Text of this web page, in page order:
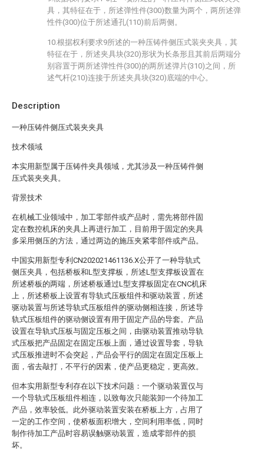
Description
一种压铸件侧压式装夹夹具
技术领域
本实用新型属于压铸件夹具领域，尤其涉及一种压铸件侧
压式装夹夹具。
背景技术
在机械工业领域中，加工零部件或产品时，需先将部件固
定在数控机床的夹具上再进行加工，目前用于固定的夹具
多采用侧压的方法，通过两边的施压夹紧零部件或产品。
中国实用新型专利CN202021461136.X公开了一种导轨式
侧压夹具，包括桥板和L型支撑板，所述L型支撑板设置在
所述桥板的两端，所述桥板通过L型支撑板固定在CNC机床
上，所述桥板上设置有导轨式压板组件和驱动装置，所述
驱动装置与所述导轨式压板组件的驱动侧相连接，所述导
轨式压板组件的驱动侧设置有用于固定产品的导套。产品
设置在导轨式压板与固定压板之间，由驱动装置推动导轨
式压板把产品固定在固定压板上面，通过设置导套，导轨
式压板推进时不会突起，产品会平行的固定在固定压板上
面，省去敲打，不平行的因素，使产品更稳定，更高效。
但本实用新型专利存在以下技术问题：一个驱动装置仅与
一个导轨式压板组件相连，以致每次只能装卸一个待加工
产品，效率较低。此外驱动装置安装在桥板上方，占用了
一定的工作空间，使桥板面积增大，空间利用率低，同时
制作待加工产品时容易误触驱动装置，造成零部件的损
坏。
具，其特征在于，所述弹性件(300)数量为两个，两所述弹
性件(300)位于所述通孔(110)前后两侧。
10.根据权利要求9所述的一种压铸件侧压式装夹夹具，其
特征在于，所述夹具块(320)形状为长条形且其前后两端分
别容置于两所述弹性件(300)的两所述弹片(310)之间，所
述气杆(210)连接于所述夹具块(320)底端的中心。